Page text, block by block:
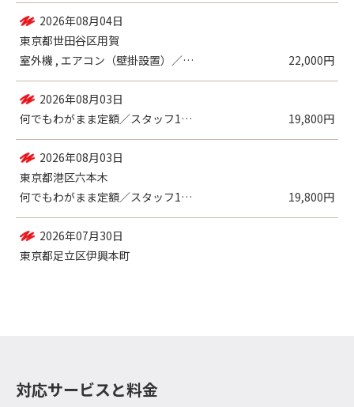
2026年08月04日
東京都世田谷区用賀
室外機 , エアコン（壁掛設置）／各種機...
22,000円
2026年08月03日
何でもわがまま定額／スタッフ1名（2時間...
19,800円
2026年08月03日
東京都港区六本木
何でもわがまま定額／スタッフ1名（2時間...
19,800円
2026年07月30日
東京都足立区伊興本町
対応サービスと料金